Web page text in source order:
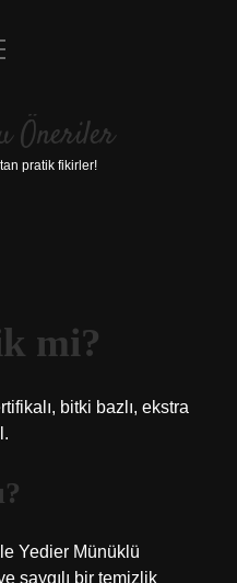
Öneriler
pratik fikirler!
mi?
bitki bazlı, ekstra
Yedier Münüklü
saygılı bir temizlik